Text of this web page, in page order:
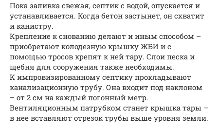
Пока заливка свежая, септик с водой, опускается и
устанавливается. Когда бетон застынет, он схватит
и канистру.
Крепление к снованию делают и иным способом –
приобретают колодезную крышку ЖБИ и с
помощью тросов крепят к ней тару. Слои песка и
щебня для сооружения также необходимы.
К импровизированному септику прокладывают
канализационную трубу. Она входит под наклоном
– от 2 см на каждый погонный метр.
Вентиляционным патрубком станет крышка тары –
в нее вставляют отрезок трубы выше уровня земли.